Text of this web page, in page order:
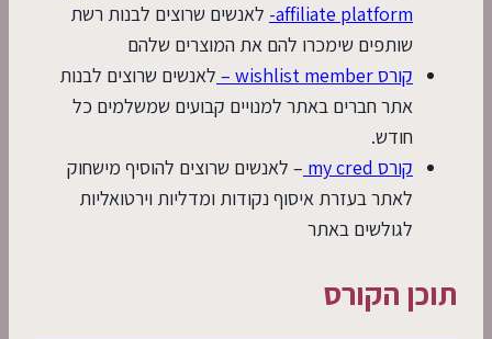
affiliate platform- לאנשים שרוצים לבנות רשת
שותפים שימכרו להם את המוצרים שלהם
קורס wishlist member –
לאנשים שרוצים לבנות
אתר חברים באתר למנויים קבועים שמשלמים כל
חודש.
קורס my cred
– לאנשים שרוצים להוסיף מישחוק
לאתר בעזרת איסוף נקודות ומדליות וירטואליות
לגולשים באתר
תוכן הקורס